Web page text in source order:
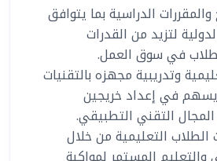
والمقررات الدراسية بما يتوافق
لتزيد من القدرات
في سوق العمل.
وتدريبية مجهزه بالتقنيات
يسهم في إعداد خريجين
التقني التطبيقي.
الطلاب التعليمية من خلال